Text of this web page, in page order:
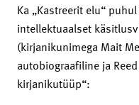
Ka „Kastreerit elu“
intellektuaalset
(kirjanikunimega Mait
autobiograafiline ja
kirjanikutüüp“: